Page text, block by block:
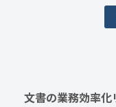
文書の業務効率